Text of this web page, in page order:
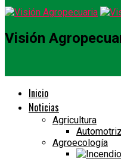
Visión
Inicio
Noticias
Agricultura
Automotriz
Agroecología